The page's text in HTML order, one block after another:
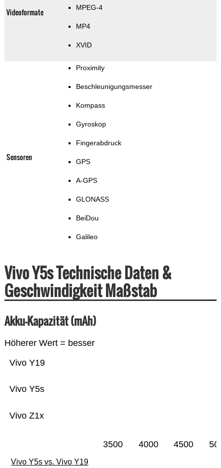
Videoformate MPEG-4
MP4
XVID
Sensoren
Proximity
Beschleunigungsmesser
Kompass
Gyroskop
Fingerabdruck
GPS
A-GPS
GLONASS
BeiDou
Galileo
Vivo Y5s Technische Daten &
Geschwindigkeit Maßstab
Akku-Kapazität (mAh)
Höherer Wert = besser
Vivo Z1x
Vivo Y5s
Vivo Y19
3500 4000 4500
Vivo Y5s vs. Vivo Y19